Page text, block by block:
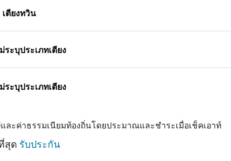
ตียงทวิน
ระบุประเภทเตียง
ระบุประเภทเตียง
ละค่าธรรมเนียมท้องถิ่นโดยประมาณและชำระเมื่อเช็คเอาท์
สุด รับประกัน